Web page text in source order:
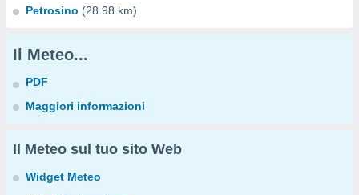
Petrosino (28.98 km)
Il Meteo...
PDF
Maggiori informazioni
Il Meteo sul tuo sito Web
Widget Meteo